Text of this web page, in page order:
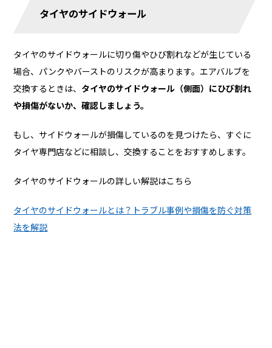
タイヤのサイドウォール
タイヤのサイドウォールに切り傷やひび割れなどが生じている
場合、パンクやバーストのリスクが高まります。エアバルブを
交換するときは、 タイヤのサイドウォール（側面）にひび割れ
や損傷がないか、確認しましょう。
もし、サイドウォールが損傷しているのを見つけたら、すぐに
タイヤ専門店などに相談し、交換することをおすすめします。
タイヤのサイドウォールの詳しい解説はこちら
タイヤのサイドウォールとは？トラブル事例や損傷を防ぐ対策
法を解説